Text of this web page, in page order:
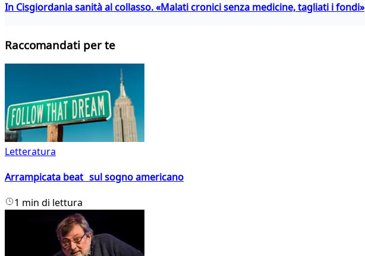
In Cisgiordania sanità al collasso. «Malati cronici senza medicine, tagliati i fondi»
Raccomandati per te
Letteratura
Arrampicata beat sul sogno americano
1 min di lettura